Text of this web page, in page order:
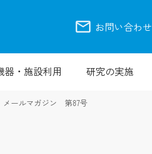
mail お問い合わせ
器・施設利用 研究の実施
メールマガジン 第87号